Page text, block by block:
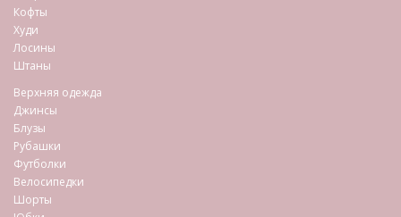
Кофты
Худи
Лосины
Штаны
Верхняя одежда
Джинсы
Блузы
Рубашки
Футболки
Велосипедки
Шорты